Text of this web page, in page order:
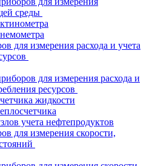
среды
для измерения расхода и учета
для измерения расхода и
ресурсов
жидкости
учета нефтепродуктов
для измерения скорости,